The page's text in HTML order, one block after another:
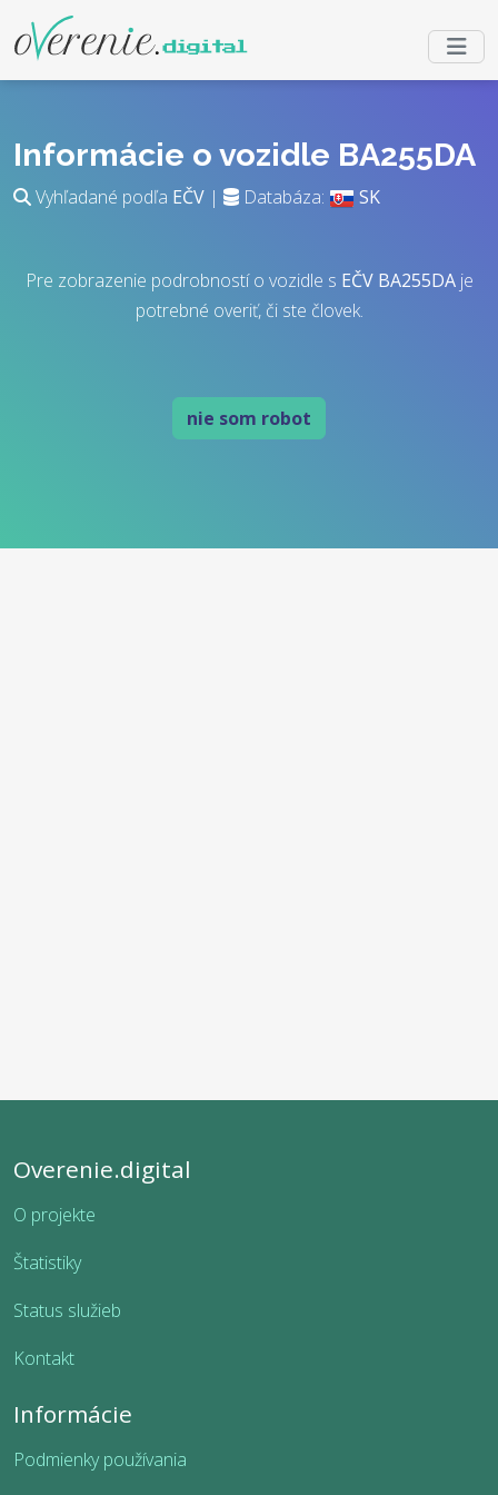
Informácie o vozidle BA255DA
Vyhľadané podľa EČV | Databáza: SK
Pre zobrazenie podrobností o vozidle s EČV BA255DAje
potrebné overiť, či ste človek.
nie som robot
Overenie.digital
O projekte
Štatistiky
Status služieb
Kontakt
Informácie
Podmienky používania